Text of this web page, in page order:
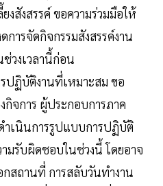
งสังสรรค์ ขอความร่วมมือให้
ารจัดกิจกรรมสังสรรค์งาน
ช่วงเวลานี้ก่อน
ปฏิบัติงานที่เหมาะสม ขอ
กิจการ ผู้ประกอบการภาค
เนินการรูปแบบการปฏิบัติ
มรับผิดชอบในช่วงนี้ โดยอาจ
สถานที่ การสลับวันทำงาน